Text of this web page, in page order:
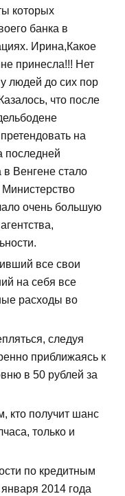
которых
банка в
Ирина,Какое
принесла!!! Нет
людей до сих пор
что после
на
последней
в Венгене стало
Министерство
очень большую
все свои
на себя все
расходы во
следуя
приближаясь к
в 50 рублей за
кто получит шанс
только и
по кредитным
2014 года